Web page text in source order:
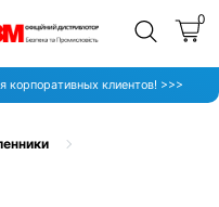
0
корпоративных клиентов! >>>